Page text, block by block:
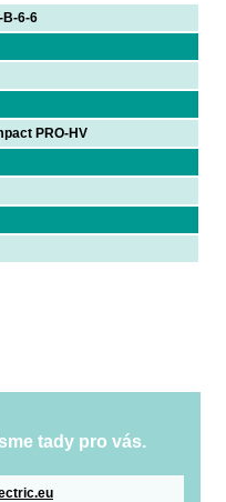
B-6-6
PRO-HV
tady pro vás.